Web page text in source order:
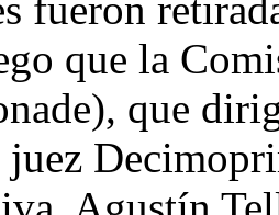
que la
que
juez